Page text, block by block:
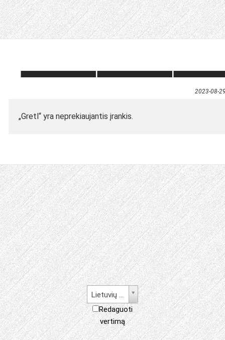
2023-08-
„Gretl“ yra neprekiaujantis įrankis.
Lietuvių kalba
Redaguoti
vertimą